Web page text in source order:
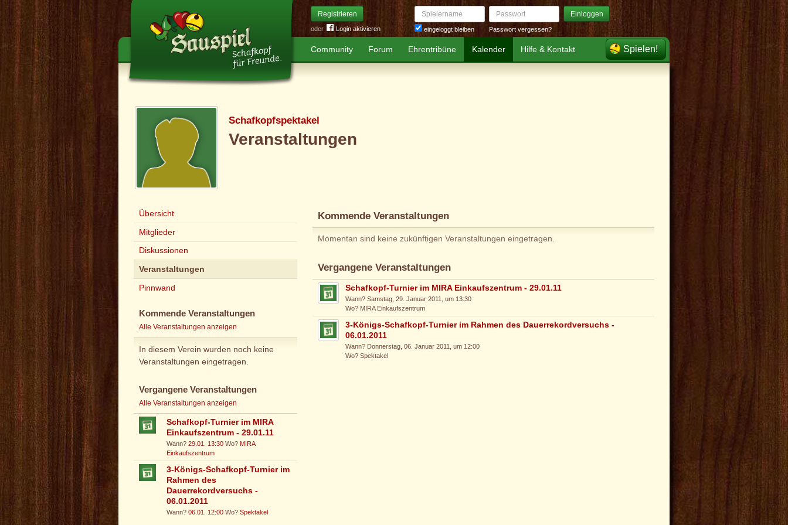
Registrieren
oder Login aktivieren
Spielername
eingeloggt bleiben
Passwort Einloggen
Passwort vergessen?
Community Forum Ehrentribüne Kalender Hilfe & Kontakt Spielen!
Schafkopfspektakel
Veranstaltungen
Übersicht
Mitglieder
Diskussionen
Veranstaltungen
Pinnwand
Kommende Veranstaltungen
Alle Veranstaltungen anzeigen
In diesem Verein wurden noch keine
Veranstaltungen eingetragen.
Vergangene Veranstaltungen
Alle Veranstaltungen anzeigen
Schafkopf-Turnier im MIRA
Einkaufszentrum - 29.01.11
Wann?29.01. 13:30 Wo? MIRA
Einkaufszentrum
3-Königs-Schafkopf-Turnier im
Rahmen des
Dauerrekordversuchs -
06.01.2011
Wann?06.01. 12:00 Wo?Spektakel
Kommende Veranstaltungen
Momentan sind keine zukünftigen Veranstaltungen eingetragen.
Vergangene Veranstaltungen
Schafkopf-Turnier im MIRA Einkaufszentrum - 29.01.11
Wann? Samstag, 29. Januar 2011, um 13:30
Wo? MIRA Einkaufszentrum
3-Königs-Schafkopf-Turnier im Rahmen des Dauerrekordversuchs -
06.01.2011
Wann? Donnerstag, 06. Januar 2011, um 12:00
Wo? Spektakel